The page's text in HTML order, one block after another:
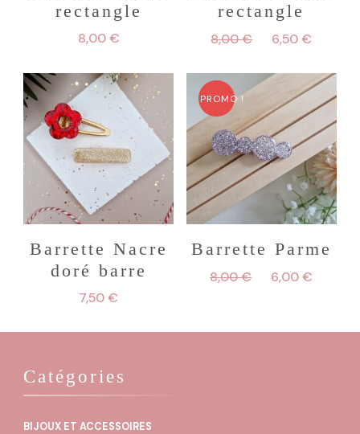
rectangle
8,00€
rectangle
8,00€
Le
initial
était :
8,00 €.
6,50€
actuel
est :
6,50
Barrette Nacre
doré barre
7,50€
PROMO !
Barrette Parme
8,00€
Le
était :
6,00€
est :
Catégories
BIJOUX ET ACCESSOIRES